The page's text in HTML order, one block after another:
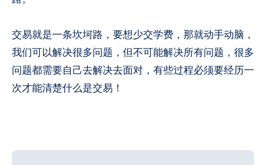
交易就是一条坎坷路，要想少交学费，那就动手动脑，
我们可以解决很多问题，但不可能解决所有问题，很多
问题都需要自己去解决去面对，有些过程必须要经历一
次才能清楚什么是交易！